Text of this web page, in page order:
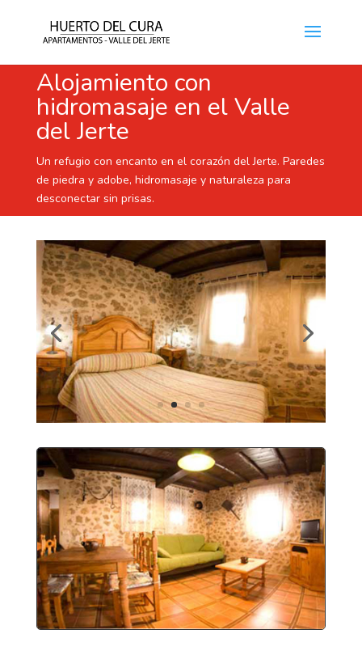
Alojamiento con
hidromasaje en el Valle
del Jerte
Un refugio con encanto en el corazón del Jerte. Paredes
de piedra y adobe, hidromasaje y naturaleza para
desconectar sin prisas.